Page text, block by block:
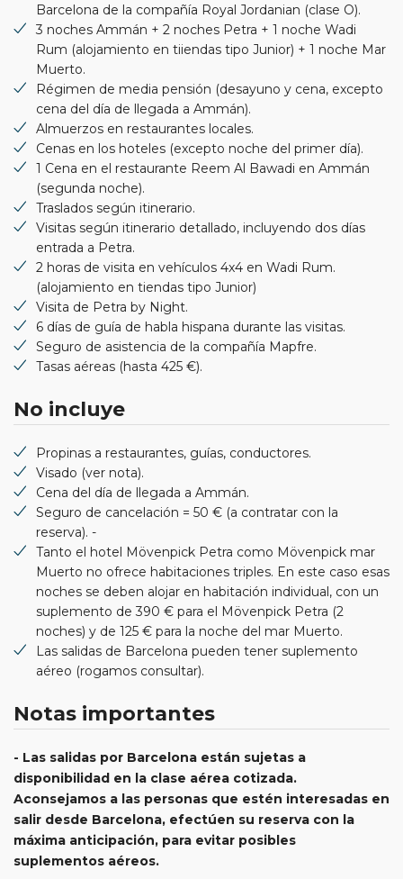
Barcelona de la compañía Royal Jordanian (clase O).
3 noches Ammán + 2 noches Petra + 1 noche Wadi
Rum (alojamiento en tiiendas tipo Junior) + 1 noche Mar
Muerto.
Régimen de media pensión (desayuno y cena, excepto
cena del día de llegada a Ammán).
Almuerzos en restaurantes locales.
Cenas en los hoteles (excepto noche del primer día).
1 Cena en el restaurante Reem Al Bawadi en Ammán
(segunda noche).
Traslados según itinerario.
Visitas según itinerario detallado, incluyendo dos días
entrada a Petra.
2 horas de visita en vehículos 4x4 en Wadi Rum.
(alojamiento en tiendas tipo Junior)
Visita de Petra by Night.
6 días de guía de habla hispana durante las visitas.
Seguro de asistencia de la compañía Mapfre.
Tasas aéreas (hasta 425 €).
No incluye
Propinas a restaurantes, guías, conductores.
Visado (ver nota).
Cena del día de llegada a Ammán.
Seguro de cancelación = 50 € (a contratar con la
reserva). -
Tanto el hotel Mövenpick Petra como Mövenpick mar
Muerto no ofrece habitaciones triples. En este caso esas
noches se deben alojar en habitación individual, con un
suplemento de 390 € para el Mövenpick Petra (2
noches) y de 125 € para la noche del mar Muerto.
Las salidas de Barcelona pueden tener suplemento
aéreo (rogamos consultar).
Notas importantes
- Las salidas por Barcelona están sujetas a
disponibilidad en la clase aérea cotizada.
Aconsejamos a las personas que estén interesadas en
salir desde Barcelona, efectúen su reserva con la
máxima anticipación, para evitar posibles
suplementos aéreos.